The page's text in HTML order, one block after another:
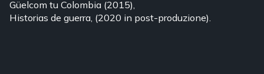
Güelcom tu Colombia (2015),
Historias de guerra, (2020 in post-produzione).